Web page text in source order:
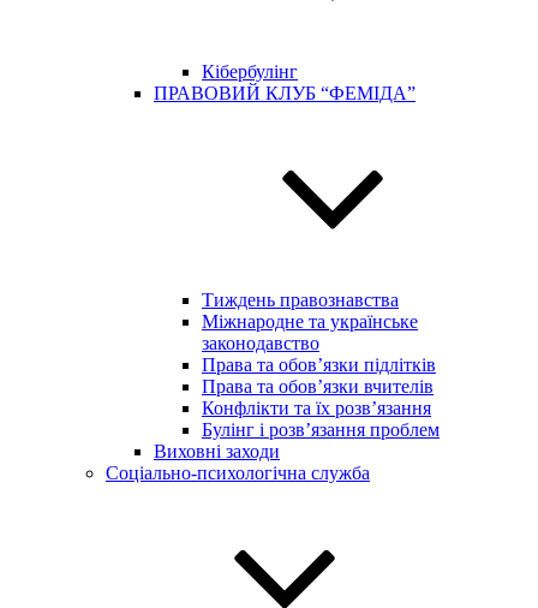
Кібербулінг
ПРАВОВИЙ КЛУБ “ФЕМІДА”
Тиждень правознавства
Міжнародне та українське
законодавство
Права та обов’язки підлітків
Права та обов’язки вчителів
Конфлікти та їх розв’язання
Булінг і розв’язання проблем
Виховні заходи
Соціально-психологічна служба